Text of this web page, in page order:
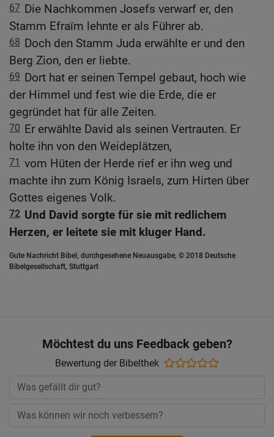
67 Die Nachkommen Josefs verwarf er, den
Stamm Efraïm lehnte er als Führer ab.
68 Doch den Stamm Juda erwählte er und den
Berg Zion, den er liebte.
69 Dort hat er seinen Tempel gebaut, hoch wie
der Himmel und fest wie die Erde, die er
gegründet hat für alle Zeiten.
70 Er erwählte David als seinen Vertrauten. Er
holte ihn von den Weideplätzen,
71 vom Hüten der Herde rief er ihn weg und
machte ihn zum König Israels, zum Hirten über
Gottes eigenes Volk.
72 Und David sorgte für sie mit redlichem
Herzen, er leitete sie mit kluger Hand.
Gute Nachricht Bibel, durchgesehene Neuausgabe, © 2018 Deutsche
Bibelgesellschaft, Stuttgart
Möchtest du uns Feedback geben?
Bewertung der Bibelthek